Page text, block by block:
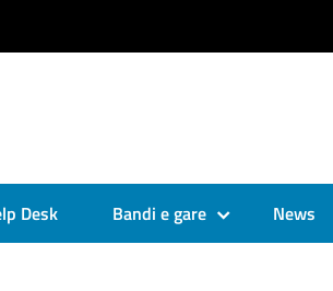
Desk Bandi e gare News